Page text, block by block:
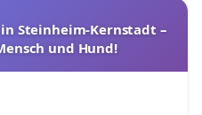
Steinheim-Kernstadt –
und Hund!